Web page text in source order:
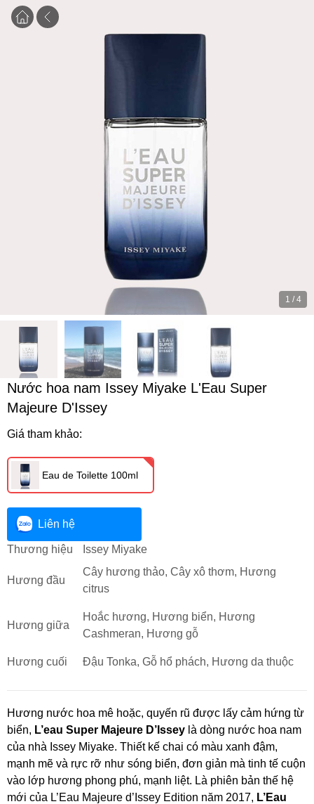
1 / 4
Nước hoa nam Issey Miyake L'Eau Super
Majeure D'Issey
Giá tham khảo:
Eau de Toilette 100ml
Liên hệ
Thương hiệu Issey Miyake
Hương đầu
Cây hương thảo, Cây xô thơm, Hương
citrus
Hương giữa
Hoắc hương, Hương biển, Hương
Cashmeran, Hương gỗ
Hương cuối Đậu Tonka, Gỗ hổ phách, Hương da thuộc
Hương nước hoa mê hoặc, quyến rũ được lấy cảm hứng từ
biển, L’eau Super Majeure D’Issey là dòng nước hoa nam
của nhà Issey Miyake. Thiết kế chai có màu xanh đậm,
mạnh mẽ và rực rỡ như sóng biển, đơn giản mà tinh tế cuộn
vào lớp hương phong phú, mạnh liệt. Là phiên bản thế hệ
mới của L’Eau Majeure d’Issey Edition năm 2017, L’Eau